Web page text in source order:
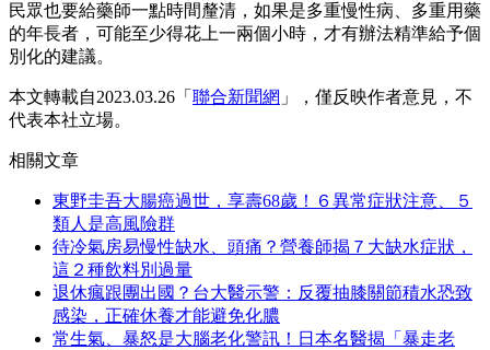
民眾也要給藥師一點時間釐清，如果是多重慢性病、多重用藥
的年長者，可能至少得花上一兩個小時，才有辦法精準給予個
別化的建議。
本文轉載自2023.03.26「 聯合新聞網 」，僅反映作者意見，不
代表本社立場。
相關文章
東野圭吾大腸癌過世，享壽68歲！６異常症狀注意、５
類人是高風險群
待冷氣房易慢性缺水、頭痛？營養師揭７大缺水症狀，
這２種飲料別過量
退休瘋跟團出國？台大醫示警：反覆抽膝關節積水恐致
感染，正確休養才能避免化膿
常生氣、暴怒是大腦老化警訊！日本名醫揭「暴走老